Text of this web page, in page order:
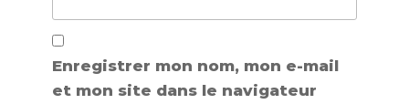
Enregistrer mon nom, mon e-mail
et mon site dans le navigateur